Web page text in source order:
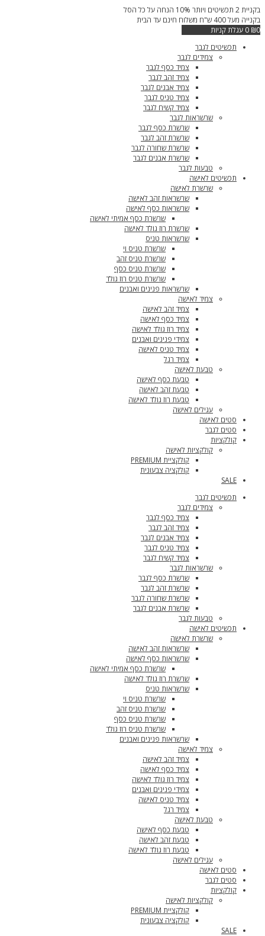
דילוג
לתוכן
בקניית 2 תכשיטים ויותר 10% הנחה על כל הסל
בקנייה מעל 400 ש"ח משלוח חינם עד הבית
₪0
0 עגלת קניות
תכשיטים לגבר
צמידים לגבר
צמיד כסף לגבר
צמיד זהב לגבר
צמיד אבנים לגבר
צמיד טניס לגבר
צמיד קשיח לגבר
שרשראות לגבר
שרשרת כסף לגבר
שרשרת זהב לגבר
שרשרת שחורה לגבר
שרשרת אבנים לגבר
טבעות לגבר
תכשיטים לאישה
שרשרת לאישה
שרשראות זהב לאישה
שרשראות כסף לאישה
שרשרת כסף אמיתי לאישה
שרשרת רוז גולד לאישה
שרשראות טניס
שרשרת טניס וי
שרשרת טניס זהב
שרשרת טניס כסף
שרשרת טניס רוז גולד
שרשראות פנינים ואבנים
צמיד לאישה
צמיד זהב לאישה
צמיד כסף לאישה
צמיד רוז גולד לאישה
צמידי פנינים ואבנים
צמיד טניס לאישה
צמיד רגל
טבעת לאישה
טבעת כסף לאישה
טבעת זהב לאישה
טבעת רוז גולד לאישה
עגילים לאישה
סטים לאישה
סטים לגבר
קולקציות
קולקציות לאישה
קולקציית PREMIUM
קולקציה צבעונית
SALE
תכשיטים לגבר
צמידים לגבר
צמיד כסף לגבר
צמיד זהב לגבר
צמיד אבנים לגבר
צמיד טניס לגבר
צמיד קשיח לגבר
שרשראות לגבר
שרשרת כסף לגבר
שרשרת זהב לגבר
שרשרת שחורה לגבר
שרשרת אבנים לגבר
טבעות לגבר
תכשיטים לאישה
שרשרת לאישה
שרשראות זהב לאישה
שרשראות כסף לאישה
שרשרת כסף אמיתי לאישה
שרשרת רוז גולד לאישה
שרשראות טניס
שרשרת טניס וי
שרשרת טניס זהב
שרשרת טניס כסף
שרשרת טניס רוז גולד
שרשראות פנינים ואבנים
צמיד לאישה
צמיד זהב לאישה
צמיד כסף לאישה
צמיד רוז גולד לאישה
צמידי פנינים ואבנים
צמיד טניס לאישה
צמיד רגל
טבעת לאישה
טבעת כסף לאישה
טבעת זהב לאישה
טבעת רוז גולד לאישה
עגילים לאישה
סטים לאישה
סטים לגבר
קולקציות
קולקציות לאישה
קולקציית PREMIUM
קולקציה צבעונית
SALE